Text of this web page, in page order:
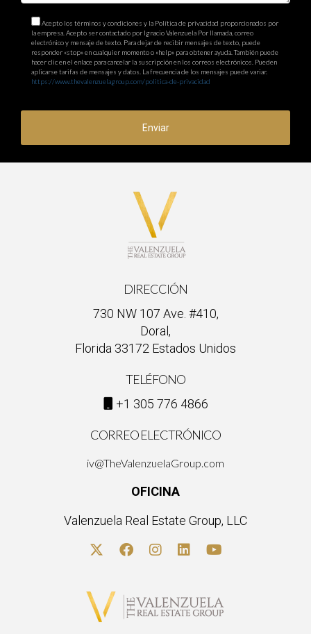
Acepto los términos y condiciones y la Política de privacidad proporcionados por
la empresa. Acepto ser contactado por Ignacio Valenzuela Por llamada, correo
electrónico y mensaje de texto. Para dejar de recibir mensajes de texto, puede
responder «stop» en cualquier momento o «help» para obtener ayuda. También puede
hacer clic en el enlace para cancelar la suscripción en los correos electrónicos. Pueden
aplicarse tarifas de mensajes y datos. La frecuencia de los mensajes puede variar.
https://www.thevalenzuelagroup.com/politica-de-privacidad
Enviar
DIRECCIÓN
730 NW 107 Ave. #410,
Doral,
Florida 33172 Estados Unidos
TELÉFONO
+1 305 776 4866
CORREO ELECTRÓNICO
iv@TheValenzuelaGroup.com
OFICINA
Valenzuela Real Estate Group, LLC